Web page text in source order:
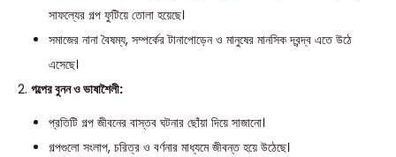
সাফল্যের গল্প ফুটিয়ে তোলা হয়েছে।
সমাজের নানা বৈষম্য, সম্পর্কের টানাপোড়েন ও মানুষের মানসিক দ্বন্দ্ব এতে উঠে
এসেছে।
গল্পের বুনন ও ভাষাশৈলী:
প্রতিটি গল্প জীবনের বাস্তব ঘটনার ছোঁয়া দিয়ে সাজানো।
গল্পগুলো সংলাপ, চরিত্র ও বর্ণনার মাধ্যমে জীবন্ত হয়ে উঠেছে।